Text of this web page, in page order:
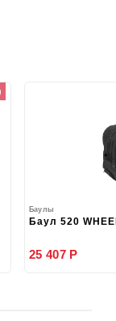
Баулы
Баул 520
25 407 Р